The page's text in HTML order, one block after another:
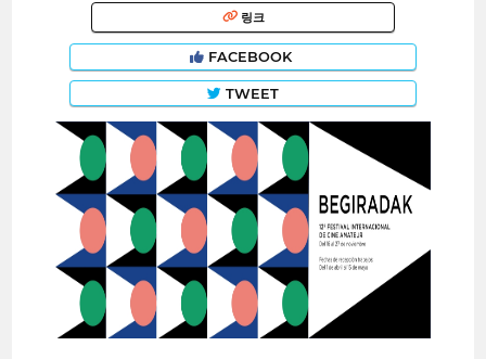
링크
FACEBOOK
TWEET